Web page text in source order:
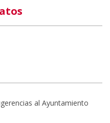
al Ayuntamiento